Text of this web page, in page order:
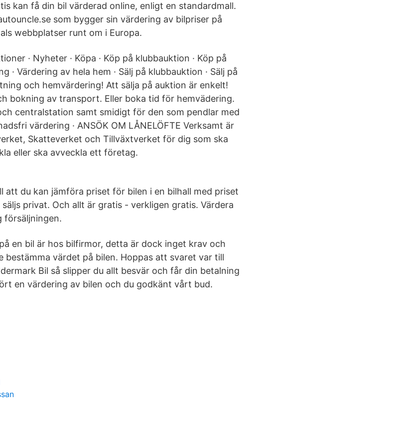
kan få din bil värderad online, enligt en standardmall.
som bygger sin värdering av bilpriser på
webbplatser runt om i Europa.
· Nyheter · Köpa · Köp på klubbauktion · Köp på
· Värdering av hela hem · Sälj på klubbauktion · Sälj på
och hemvärdering! Att sälja på auktion är enkelt!
bokning av transport. Eller boka tid för hemvädering.
centralstation samt smidigt för den som pendlar med
värdering · ANSÖK OM LÅNELÖFTE Verksamt är
Skatteverket och Tillväxtverket för dig som ska
eller ska avveckla ett företag.
att du kan jämföra priset för bilen i en bilhall med priset
säljs privat. Och allt är gratis - verkligen gratis. Värdera
försäljningen.
en bil är hos bilfirmor, detta är dock inget krav och
bestämma värdet på bilen. Hoppas att svaret var till
Bil så slipper du allt besvär och får din betalning
en värdering av bilen och du godkänt vårt bud.